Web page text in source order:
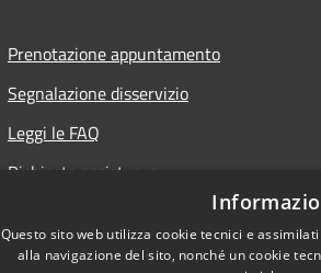
Prenotazione appuntamento
Segnalazione disservizio
Leggi le FAQ
Richiesta assistenza
Questo sito web utilizza cookie tecnici e
alla navigazione del sito, nonché un cookie